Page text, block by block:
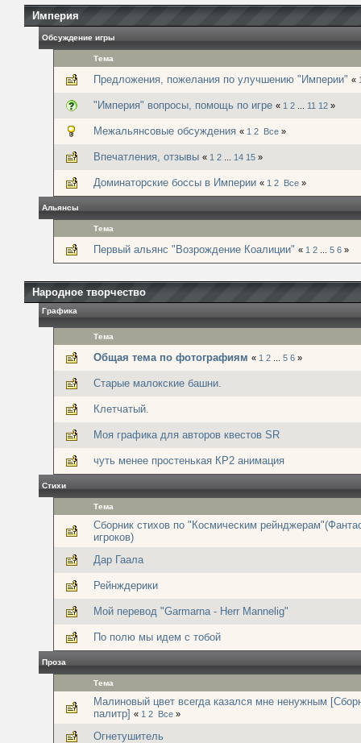
Империя
Обсуждение игры
Тема
Предложения, пожелания по улучшению "Империи" «
"Империя" вопросы, помощь по игре « 1 2 11 12 »
Межальянсовые обсуждения « 1 2 Все »
Впечатления, отзывы « 1 2 14 15 »
Доминаторские боссы в Империи « 1 2 Все »
Альянсы
Тема
Первый альянс "Возрождение Коалиции" « 1 2 5 6 »
Народное творчество
Графика
Тема
Общая тема по фотографиям « 1 2 5 6 »
Старые малокские башни.
Клетчатый.
Моя графика для авторов квестов SR
чуть менее простенькая КР2 анимация
Стихи
Тема
Сборник стихов по "Космическим
игроков)
Дар Гаала
Рейнждерики
Мой перевод "Garmarna - Herr Mannelig"
По полю мы идем с тобой
Проза
Тема
Малиновый цвет всегда казался мне ненужным
палитр] « 1 2 Все »
Огнетушитель